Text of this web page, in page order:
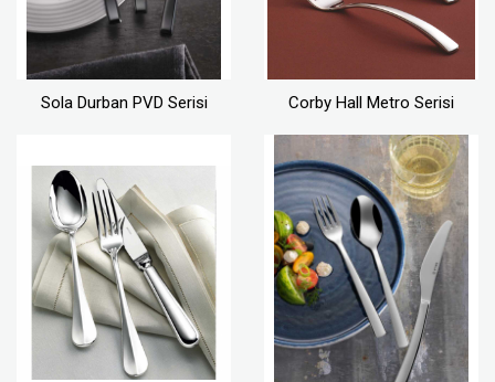
Sola Durban PVD Serisi Corby Hall Metro Serisi